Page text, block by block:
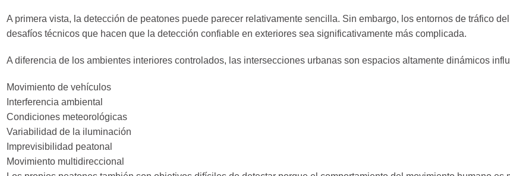
A primera vista, la detección de peatones puede parecer relativamente sencilla. Sin embargo, los entornos de tráfico
desafíos técnicos que hacen que la detección confiable en exteriores sea significativamente más complicada.
A diferencia de los ambientes interiores controlados, las intersecciones urbanas son espacios altamente dinámicos
Movimiento de vehículos
Interferencia ambiental
Condiciones meteorológicas
Variabilidad de la iluminación
Imprevisibilidad peatonal
Movimiento multidireccional